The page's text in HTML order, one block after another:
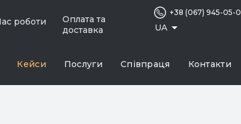
роботи
Оплата та
доставка
UA
+38 (067) 945-05-
Кейси Послуги Співпраця Контакти